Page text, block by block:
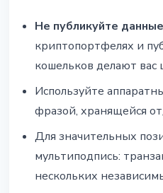
Не публикуйте
криптопортфелях и
кошельков делают вас
Используйте
фразой, хранящейся
Для значительных
мультиподпись:
нескольких